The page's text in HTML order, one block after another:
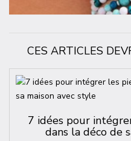
CES ARTICLES
7 idées pour
dans la déco de